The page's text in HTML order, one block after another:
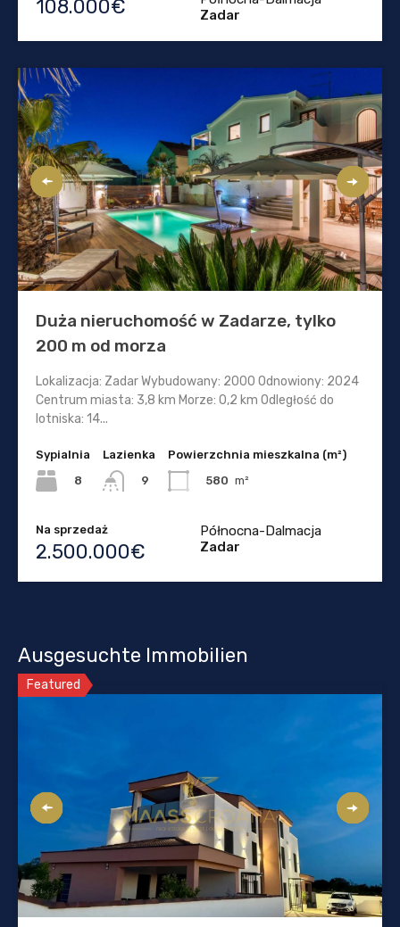
108.000€
Zadar
Duża nieruchomość w Zadarze, tylko
200 m od morza
Lokalizacja: Zadar Wybudowany: 2000 Odnowiony: 2024
Centrum miasta: 3,8 km Morze: 0,2 km Odległość do
lotniska: 14...
Sypialnia
8
Lazienka
9
Powierzchnia mieszkalna (m²)
580 m²
Na sprzedaż
2.500.000€
Północna-Dalmacja
Zadar
Ausgesuchte Immobilien
Featured